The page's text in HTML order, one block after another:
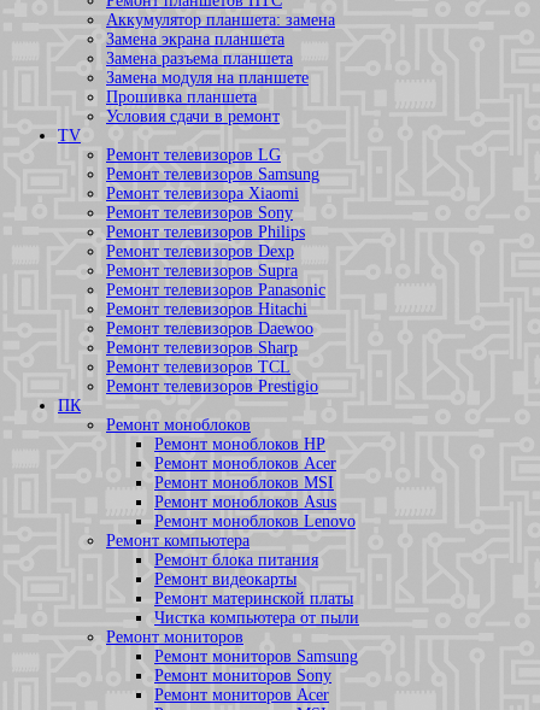
Аккумулятор планшета: замена
Замена экрана планшета
Замена разъема планшета
Замена модуля на планшете
Прошивка планшета
Условия сдачи в ремонт
TV
Ремонт телевизоров LG
Ремонт телевизоров Samsung
Ремонт телевизора Xiaomi
Ремонт телевизоров Sony
Ремонт телевизоров Philips
Ремонт телевизоров Dexp
Ремонт телевизоров Supra
Ремонт телевизоров Panasonic
Ремонт телевизоров Hitachi
Ремонт телевизоров Daewoo
Ремонт телевизоров Sharp
Ремонт телевизоров TCL
Ремонт телевизоров Prestigio
ПК
Ремонт моноблоков
Ремонт моноблоков HP
Ремонт моноблоков Acer
Ремонт моноблоков MSI
Ремонт моноблоков Asus
Ремонт моноблоков Lenovo
Ремонт компьютера
Ремонт блока питания
Ремонт видеокарты
Ремонт материнской платы
Чистка компьютера от пыли
Ремонт мониторов
Ремонт мониторов Samsung
Ремонт мониторов Sony
Ремонт мониторов Acer